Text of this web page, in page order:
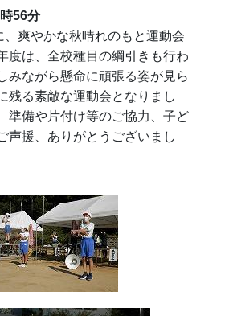
56分
爽やかな秋晴れのもと運動会
度は、全校種目の綱引きも行わ
みながら懸命に頑張る姿が見ら
残る素敵な運動会となりまし
準備や片付け等のご協力、子ど
声援、ありがとうございまし